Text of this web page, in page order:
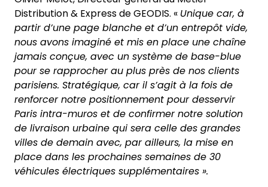
Distribution & Express de GEODIS. « Unique car, à
partir d’une page blanche et d’un entrepôt vide,
nous avons imaginé et mis en place une chaîne
jamais conçue, avec un système de base-blue
pour se rapprocher au plus près de nos clients
parisiens. Stratégique, car il s’agit à la fois de
renforcer notre positionnement pour desservir
Paris intra-muros et de confirmer notre solution
de livraison urbaine qui sera celle des grandes
villes de demain avec, par ailleurs, la mise en
place dans les prochaines semaines de 30
véhicules électriques supplémentaires ».